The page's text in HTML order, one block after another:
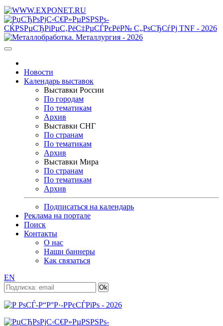
Новости
Календарь выставок
Выставки России
По городам
По тематикам
Архив
Выставки СНГ
По странам
По тематикам
Архив
Выставки Мира
По странам
По тематикам
Архив
Подписаться на календарь
Реклама на портале
Поиск
Контакты
О нас
Наши баннеры
Как связаться
EN